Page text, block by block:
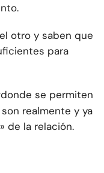
otro y saben que
para
donde se permiten
realmente y ya
de la relación.